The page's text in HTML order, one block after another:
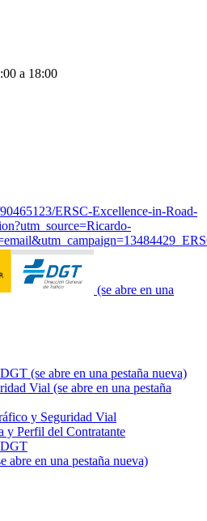
a 18:00
ERSC-Excellence-in-Road-
(se abre en una
DGT (se abre en una pestaña nueva)
Vial (se abre en una pestaña
y Seguridad Vial
y Perfil del Contratante
DGT
abre en una pestaña nueva)